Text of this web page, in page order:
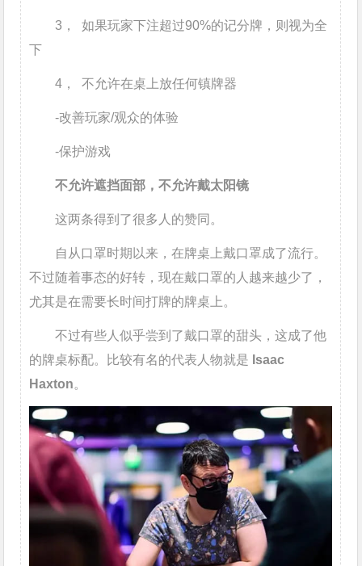
3， 如果玩家下注超过90%的记分牌，则视为全
下
4， 不允许在桌上放任何镇牌器
-改善玩家/观众的体验
-保护游戏
不允许遮挡面部，不允许戴太阳镜
这两条得到了很多人的赞同。
自从口罩时期以来，在牌桌上戴口罩成了流行。
不过随着事态的好转，现在戴口罩的人越来越少了，
尤其是在需要长时间打牌的牌桌上。
不过有些人似乎尝到了戴口罩的甜头，这成了他
的牌桌标配。比较有名的代表人物就是 Isaac
Haxton。